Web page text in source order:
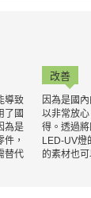
改善
導致
了國
為是
，
替代
因為是國
以非常放
得。透過
LED-UV燈
的素材也